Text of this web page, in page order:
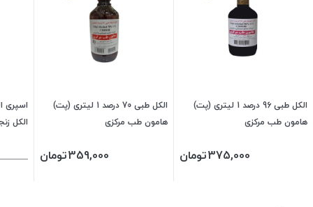
الکل طبی 96 درصد 1 لیتری (پت)
هامون طب مرکزی
375,000تومان
الکل طبی 70 درصد 1 لیتری (پت)
هامون طب مرکزی
359,000تومان
الکل